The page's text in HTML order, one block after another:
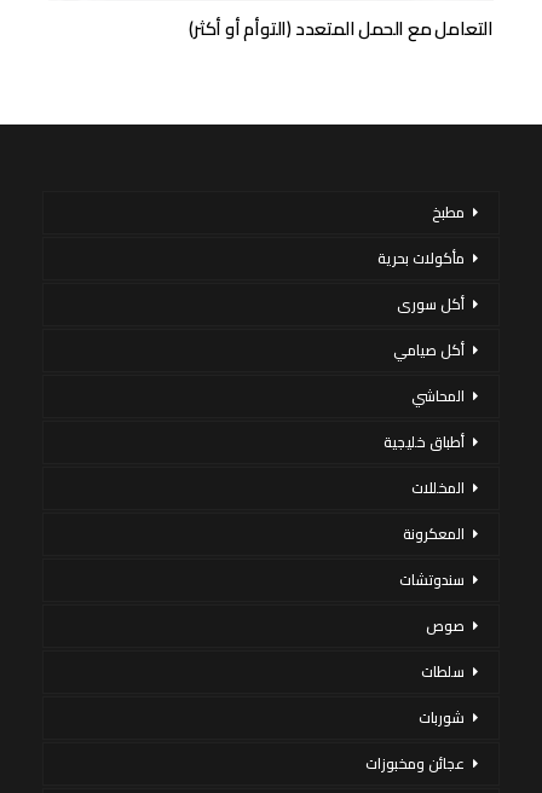
التعامل مع الحمل المتعدد (التوأم أو أكثر)
مطبخ
مأكولات بحرية
أكل سورى
أكل صيامي
المحاشي
أطباق خليجية
المخللات
المعكرونة
سندوتشات
صوص
سلطات
شوربات
عجائن ومخبوزات